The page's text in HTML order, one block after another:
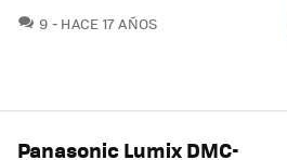
9 COMENTARIOS
HACE 17 AÑOS
Panasonic Lumix DMC-